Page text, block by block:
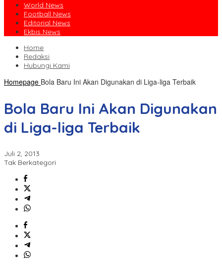
World News
Football News
Editorial News
Ekbis News
Home
Redaksi
Hubungi Kami
Homepage Bola Baru Ini Akan Digunakan di Liga-liga Terbaik
Bola Baru Ini Akan Digunakan
di Liga-liga Terbaik
Juli 2, 2013
Tak Berkategori